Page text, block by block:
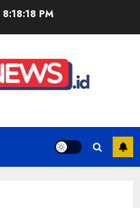
8:18:18 PM